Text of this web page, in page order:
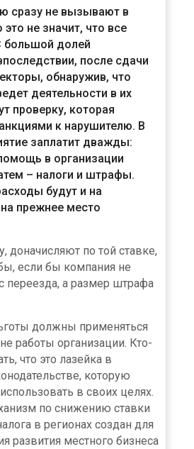
сразу не вызывают в
не значит, что все
большой долей
после сдачи
обнаружив, что
деятельности в их
проверку, которая
к нарушителю. В
заплатит дважды:
в организации
– налоги и штрафы.
будут и на
прежнее место
доначисляют по той ставке,
если бы компания не
переезда, а размер штрафа
должны применяться
работы организации. Кто-
что это лазейка в
которую
в своих целях.
по снижению ставки
в регионах создан для
развития местного бизнеса